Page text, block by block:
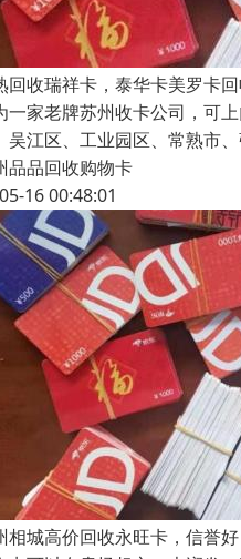
回收瑞祥卡，泰华卡美罗卡
一家老牌苏州收卡公司，可
吴江区、工业园区、常熟市
品品回收购物卡
16 00:48:01
相城高价回收永旺卡，信誉